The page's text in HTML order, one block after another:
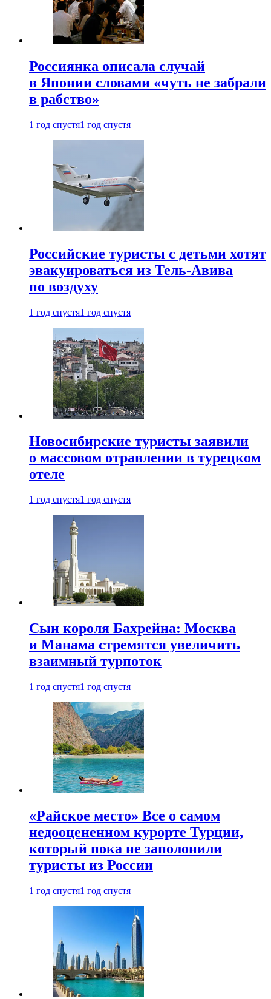
Россиянка описала случай
в Японии словами «чуть не забрали
в рабство»
1 год спустя1 год спустя
Российские туристы с детьми хотят
эвакуироваться из Тель-Авива
по воздуху
1 год спустя1 год спустя
Новосибирские туристы заявили
о массовом отравлении в турецком
отеле
1 год спустя1 год спустя
Сын короля Бахрейна: Москва
и Манама стремятся увеличить
взаимный турпоток
1 год спустя1 год спустя
«Райское место» Все о самом
недооцененном курорте Турции,
который пока не заполонили
туристы из России
1 год спустя1 год спустя